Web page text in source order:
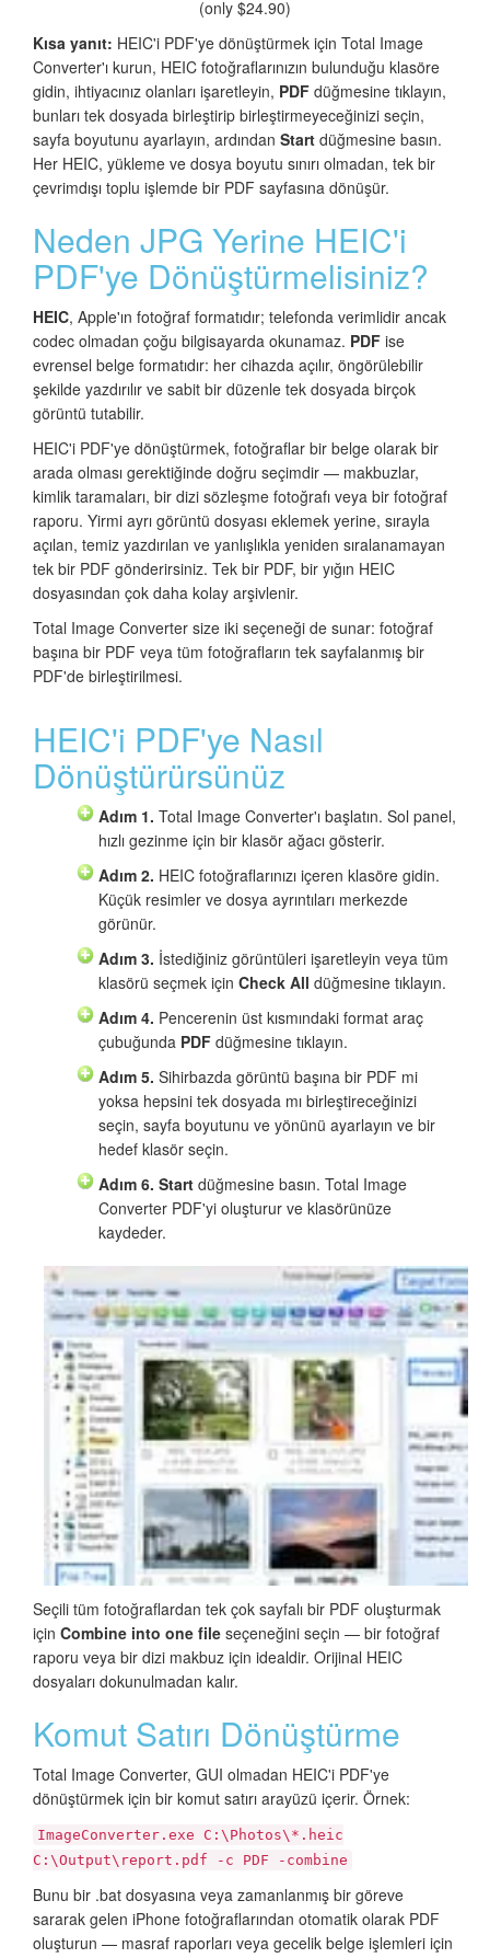
(only $24.90)
Kısa yanıt: HEIC'i PDF'ye dönüştürmek için Total Image
Converter'ı kurun, HEIC fotoğraflarınızın bulunduğu klasöre
gidin, ihtiyacınız olanları işaretleyin, PDF düğmesine tıklayın,
bunları tek dosyada birleştirip birleştirmeyeceğinizi seçin,
sayfa boyutunu ayarlayın, ardından Start düğmesine basın.
Her HEIC, yükleme ve dosya boyutu sınırı olmadan, tek bir
çevrimdışı toplu işlemde bir PDF sayfasına dönüşür.
Neden JPG Yerine HEIC'i
PDF'ye Dönüştürmelisiniz?
HEIC, Apple'ın fotoğraf formatıdır; telefonda verimlidir ancak
codec olmadan çoğu bilgisayarda okunamaz. PDF ise
evrensel belge formatıdır: her cihazda açılır, öngörülebilir
şekilde yazdırılır ve sabit bir düzenle tek dosyada birçok
görüntü tutabilir.
HEIC'i PDF'ye dönüştürmek, fotoğraflar bir belge olarak bir
arada olması gerektiğinde doğru seçimdir — makbuzlar,
kimlik taramaları, bir dizi sözleşme fotoğrafı veya bir fotoğraf
raporu. Yirmi ayrı görüntü dosyası eklemek yerine, sırayla
açılan, temiz yazdırılan ve yanlışlıkla yeniden sıralanamayan
tek bir PDF gönderirsiniz. Tek bir PDF, bir yığın HEIC
dosyasından çok daha kolay arşivlenir.
Total Image Converter size iki seçeneği de sunar: fotoğraf
başına bir PDF veya tüm fotoğrafların tek sayfalanmış bir
PDF'de birleştirilmesi.
HEIC'i PDF'ye Nasıl
Dönüştürürsünüz
Adım 1. Total Image Converter'ı başlatın. Sol panel,
hızlı gezinme için bir klasör ağacı gösterir.
Adım 2. HEIC fotoğraflarınızı içeren klasöre gidin.
Küçük resimler ve dosya ayrıntıları merkezde
görünür.
Adım 3. İstediğiniz görüntüleri işaretleyin veya tüm
klasörü seçmek için Check All düğmesine tıklayın.
Adım 4. Pencerenin üst kısmındaki format araç
çubuğunda PDF düğmesine tıklayın.
Adım 5. Sihirbazda görüntü başına bir PDF mi
yoksa hepsini tek dosyada mı birleştireceğinizi
seçin, sayfa boyutunu ve yönünü ayarlayın ve bir
hedef klasör seçin.
Adım 6. Start düğmesine basın. Total Image
Converter PDF'yi oluşturur ve klasörünüze
kaydeder.
Seçili tüm fotoğraflardan tek çok sayfalı bir PDF oluşturmak
için Combine into one file seçeneğini seçin — bir fotoğraf
raporu veya bir dizi makbuz için idealdir. Orijinal HEIC
dosyaları dokunulmadan kalır.
Komut Satırı Dönüştürme
Total Image Converter, GUI olmadan HEIC'i PDF'ye
dönüştürmek için bir komut satırı arayüzü içerir. Örnek:
ImageConverter.exe C:\Photos\*.heic
C:\Output\report.pdf -c PDF -combine
Bunu bir .bat dosyasına veya zamanlanmış bir göreve
sararak gelen iPhone fotoğraflarından otomatik olarak PDF
oluşturun — masraf raporları veya gecelik belge işlemleri için